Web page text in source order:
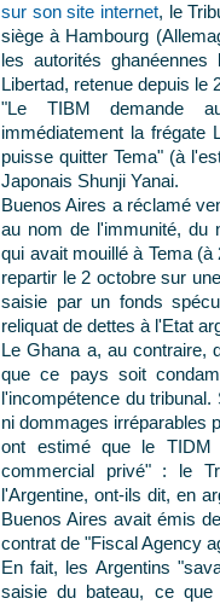
sur son site internet, le
siège à Hambourg
les autorités ghanéennes
Libertad, retenue depuis le
"Le TIBM demande
immédiatement la frégate
puisse quitter Tema" (à
Japonais Shunji Yanai.
Buenos Aires a réclamé
au nom de l'immunité, du
qui avait mouillé à Tema
repartir le 2 octobre sur
saisie par un fonds
reliquat de dettes à l'Etat
Le Ghana a, au contraire,
que ce pays soit
l'incompétence du
ni dommages irréparables
ont estimé que le TIDM
commercial privé" : le
l'Argentine, ont-ils dit, en
Buenos Aires avait émis
contrat de "Fiscal Agency
En fait, les Argentins
saisie du bateau, ce